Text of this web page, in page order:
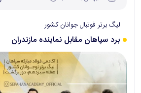
لیگ برتر فوتبال جوانان کشور
برد سپاهان مقابل نماینده مازندران